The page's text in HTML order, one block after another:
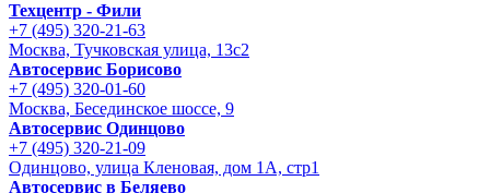
Техцентр - Фили
+7 (495) 320-21-63
Москва, Тучковская улица, 13с2
Автосервис Борисово
+7 (495) 320-01-60
Москва, Бесединское шоссе, 9
Автосервис Одинцово
+7 (495) 320-21-09
Одинцово, улица Кленовая, дом 1А, стр1
Автосервис в Беляево